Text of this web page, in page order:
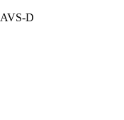
AVS-D